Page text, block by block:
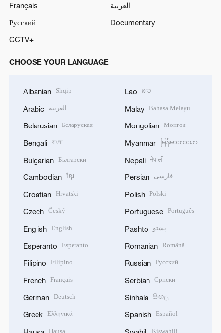
Français
العربية
Русский
Documentary
CCTV+
CHOOSE YOUR LANGUAGE
Albanian Shqip
Arabic العربية
Belarusian Беларуская
Bengali বাংলা
Bulgarian Български
Cambodian ខ្មែរ
Croatian Hrvatski
Czech Český
English English
Esperanto Esperanto
Filipino Filipino
French Français
German Deutsch
Greek Ελληνικά
Hausa
Lao ລາວ
Malay Bahasa Melayu
Mongolian Монгол
Myanmar မြန်မာဘာသာ
Nepali नेपाली
Persian فارسی
Polish Polski
Portuguese Português
Pashto پښتو
Romanian Română
Russian Русский
Serbian Српски
Sinhala සිංහල
Spanish Español
Kiswahili